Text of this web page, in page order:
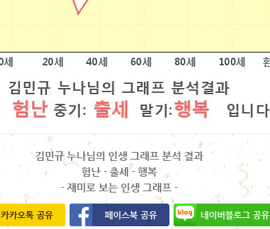
김민규 누나님의 인생 그래프 분석 결과
험난 - 출세 - 행복
- 재미로 보는 인생 그래프 -
카카오톡 공유 페이스북 공유 네이버블로그 공유